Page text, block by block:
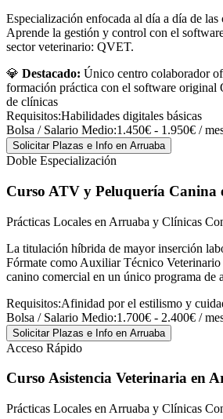
Especialización enfocada al día a día de las
Aprende la gestión y control con el
sector veterinario: QVET.
💎 Destacado: Único centro colaborador
formación práctica con el software original
de clínicas
Requisitos:Habilidades digitales básicas
Bolsa / Salario Medio:1.450€ - 1.950€ /
Solicitar Plazas e Info en Arruaba
Doble Especialización
Curso ATV y Peluquería Canina
Prácticas Locales en Arruaba y Clínicas
La titulación híbrida de mayor inserción
Fórmate como Auxiliar Técnico
canino comercial en un único programa de
Requisitos:Afinidad por el estilismo y
Bolsa / Salario Medio:1.700€ - 2.400€ /
Solicitar Plazas e Info en Arruaba
Acceso Rápido
Curso Asistencia Veterinaria en
Prácticas Locales en Arruaba y Clínicas